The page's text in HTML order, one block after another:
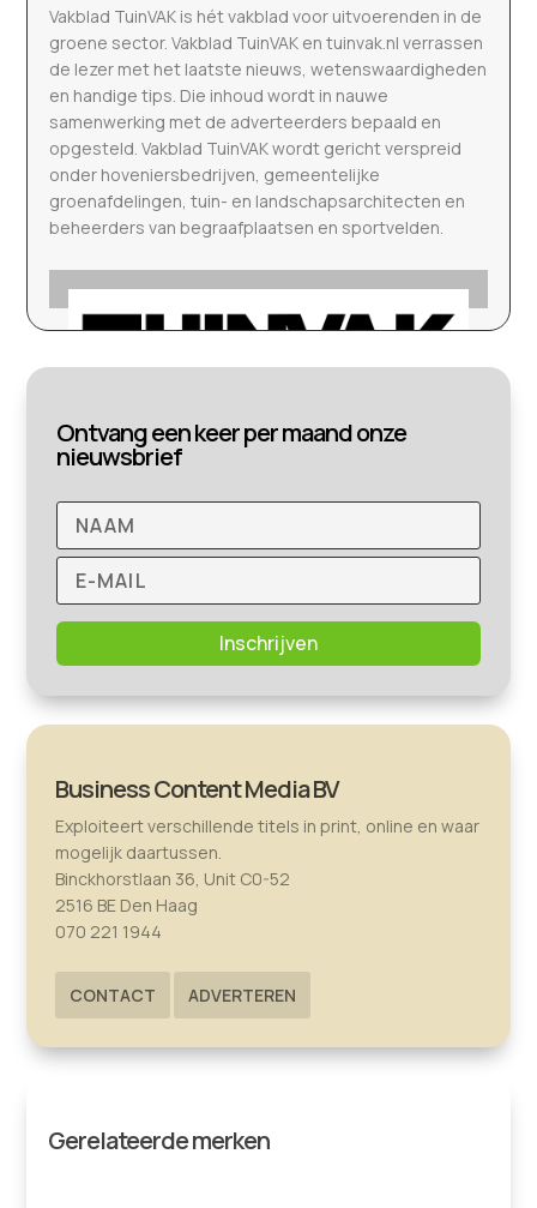
Vakblad TuinVAK is hét vakblad voor uitvoerenden in de
groene sector. Vakblad TuinVAK en tuinvak.nl verrassen
de lezer met het laatste nieuws, wetenswaardigheden
en handige tips. Die inhoud wordt in nauwe
samenwerking met de adverteerders bepaald en
opgesteld. Vakblad TuinVAK wordt gericht verspreid
onder hoveniersbedrijven, gemeentelijke
groenafdelingen, tuin- en landschapsarchitecten en
beheerders van begraafplaatsen en sportvelden.
Ontvang een keer per maand onze
nieuwsbrief
Inschrijven
Business Content Media BV
Exploiteert verschillende titels in print, online en waar
mogelijk daartussen.
Binckhorstlaan 36, Unit C0-52
2516 BE Den Haag
070 221 1944
CONTACT ADVERTEREN
Gerelateerde merken